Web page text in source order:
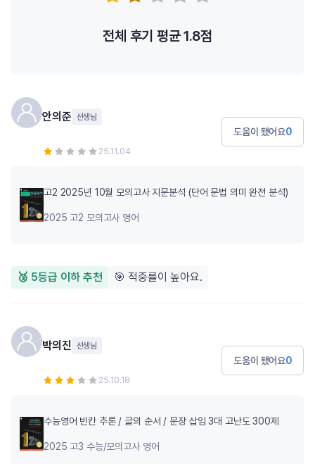
전체 후기 평균1.8점
안의준 선생님
25.11.04
도움이 됐어요0
고2 2025년 10월 모의고사 지문분석 (단어 문법 의미 완전 분석)
2025 고2 모의고사 영어
🥉 5등급 이하 추천 🎯 적중률이 높아요.
박의진 선생님
25.10.18
도움이 됐어요0
수능영어 빈칸 추론 / 글의 순서 / 문장 삽입 3대 고난도 300제
2025 고3 수능/모의고사 영어